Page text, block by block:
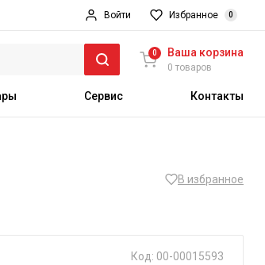
Войти Избранное 0
0 Ваша корзина
0 товаров
Сервис Контакты
В избранное
Код: 00-00015593